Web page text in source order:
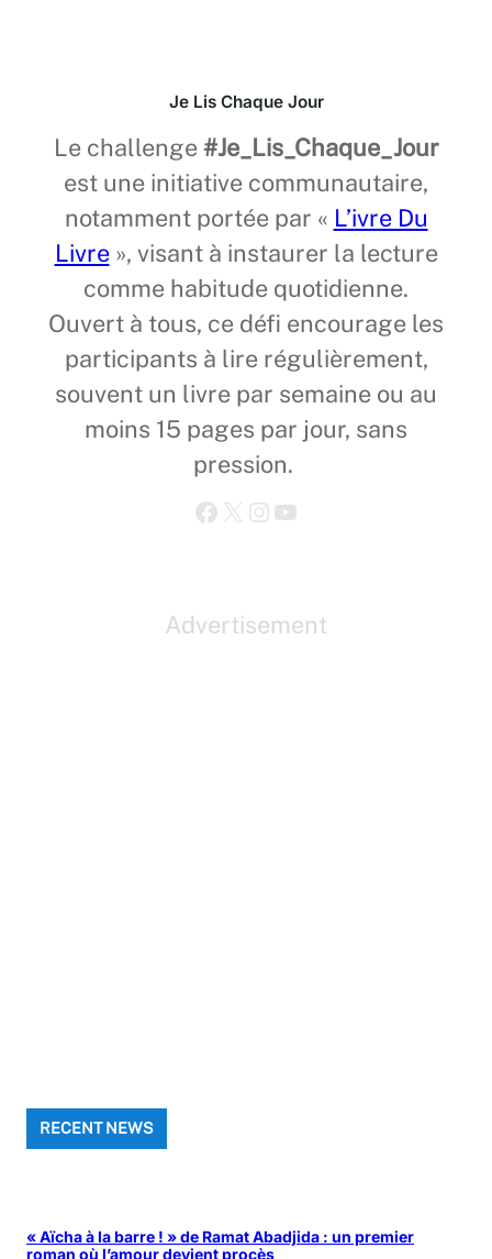
Je Lis Chaque Jour
Le challenge#Je_Lis_Chaque_Jour
est une initiative communautaire,
notamment portée par « L’ivre Du
Livre», visant à instaurer la lecture
comme habitude quotidienne.
Ouvert à tous, ce défi encourage les
participants à lire régulièrement,
souvent un livre par semaine ou au
moins 15 pages par jour, sans
pression.
Advertisement
RECENT NEWS
« Aïcha à la barre ! » de Ramat Abadjida : un premier
roman où l’amour devient procès